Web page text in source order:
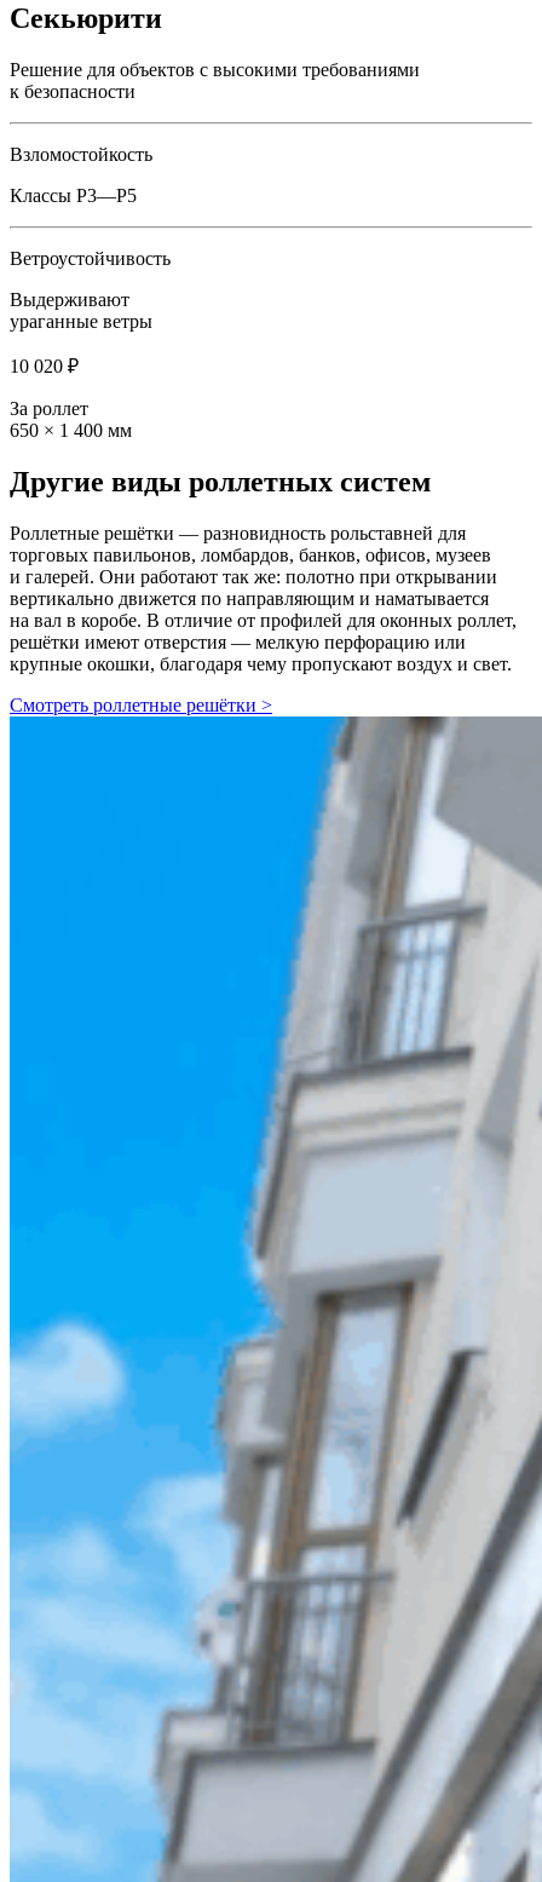
Секьюрити
Решение для объектов с высокими требованиями
к безопасности
Взломостойкость
Классы P3—P5
Ветроустойчивость
Выдерживают
ураганные ветры
10 020 ₽
За роллет
650 × 1 400 мм
Другие виды роллетных систем
Роллетные решётки — разновидность рольставней для
торговых павильонов, ломбардов, банков, офисов, музеев
и галерей. Они работают так же: полотно при открывании
вертикально движется по направляющим и наматывается
на вал в коробе. В отличие от профилей для оконных роллет,
решётки имеют отверстия — мелкую перфорацию или
крупные окошки, благодаря чему пропускают воздух и свет.
Смотреть роллетные решётки >